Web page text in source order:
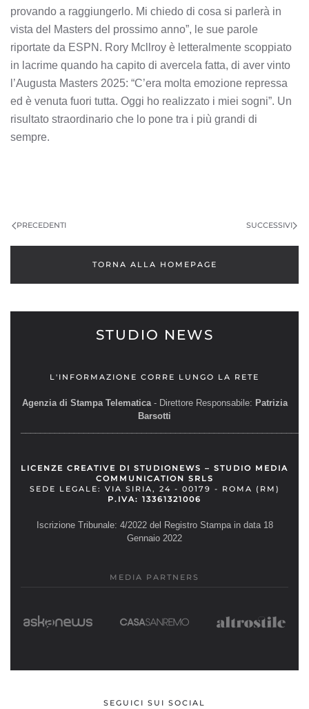
provando a raggiungerlo. Mi chiedo di cosa si parlerà in
vista del Masters del prossimo anno”, le sue parole
riportate da ESPN. Rory Mcllroy è letteralmente scoppiato
in lacrime quando ha capito di avercela fatta, di aver vinto
l’Augusta Masters 2025: “C’era molta emozione repressa
ed è venuta fuori tutta. Oggi ho realizzato i miei sogni”. Un
risultato straordinario che lo pone tra i più grandi di
sempre.
PRECEDENTI SUCCESSIVI
TORNA ALLA HOMEPAGE
STUDIO NEWS
L'INFORMAZIONE CORRE LUNGO LA RETE
Agenzia di Stampa Telematica- Direttore Responsabile: Patrizia
Barsotti
LICENZE CREATIVE DI STUDIONEWS – STUDIO MEDIA
COMMUNICATION SRLS
SEDE LEGALE: VIA SIRIA, 24 - 00179 - ROMA (RM)
P.IVA: 13361321006
Iscrizione Tribunale: 4/2022 del Registro Stampa in data 18
Gennaio 2022
MEDIA PARTNERS
SEGUICI SUI SOCIAL